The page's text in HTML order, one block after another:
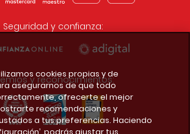
Seguridad y confianza:
y reconocimientos:
cookies propias y de
asegurarnos de que todo
ofrecerte el mejor
recomendaciones y
a tus preferencias. Haciendo
podrás ajustar tus